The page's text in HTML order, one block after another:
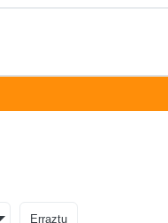
Erraztu